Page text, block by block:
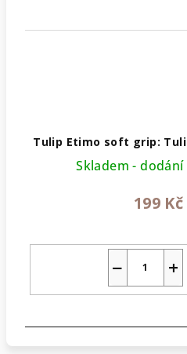
Tulip Etimo soft grip:
Skladem -
199 Kč
+
−